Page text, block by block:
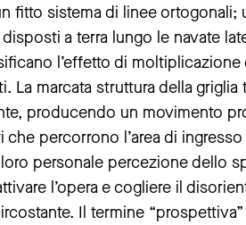
fitto sistema di linee ortogonali;
a terra lungo le navate
l’effetto di
La marcata struttura della
producendo un movimento
che percorrono l’area di
personale percezione dello
l’opera e cogliere il
Il termine